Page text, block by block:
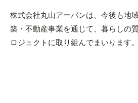
株式会社丸山アーバンは、今後も地
築・不動産事業を通じて、暮らしの
ロジェクトに取り組んでまいります。